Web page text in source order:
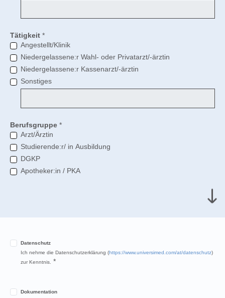
Tätigkeit *
Angestellt/Klinik
Niedergelassene:r Wahl- oder Privatarzt/-ärztin
Niedergelassene:r Kassenarzt/-ärztin
Sonstiges
Berufsgruppe *
Arzt/Ärztin
Studierende:r/ in Ausbildung
DGKP
Apotheker:in / PKA
Datenschutz
Ich nehme die Datenschutzerklärung (https://www.universimed.com/at/datenschutz)
zur Kenntnis. *
Dokumentation